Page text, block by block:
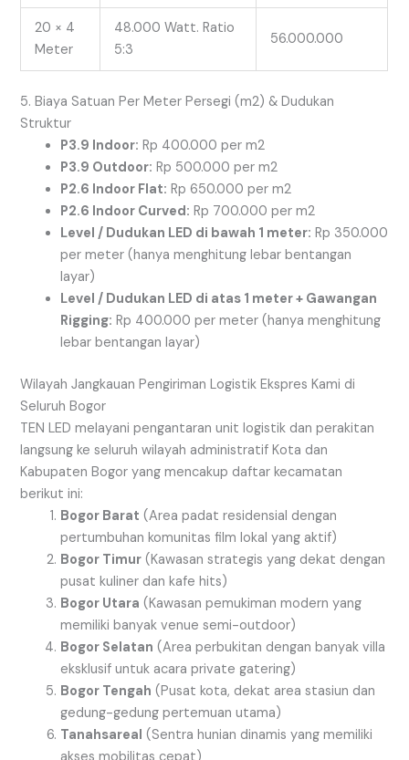
20 × 4
Meter
48.000 Watt. Ratio
5:3
56.000.000
5. Biaya Satuan Per Meter Persegi (m2) & Dudukan
Struktur
P3.9 Indoor: Rp 400.000 perm2
P3.9 Outdoor: Rp 500.000 perm2
P2.6 Indoor Flat: Rp 650.000 perm2
P2.6 Indoor Curved: Rp 700.000 perm2
Level / Dudukan LED di bawah 1 meter: Rp 350.000
per meter (hanya menghitung lebar bentangan
layar)
Level / Dudukan LED di atas 1 meter + Gawangan
Rigging: Rp 400.000 per meter (hanya menghitung
lebar bentangan layar)
Wilayah Jangkauan Pengiriman Logistik Ekspres Kami di
Seluruh Bogor
TEN LED melayani pengantaran unit logistik dan perakitan
langsung ke seluruh wilayah administratif Kota dan
Kabupaten Bogor yang mencakup daftar kecamatan
berikut ini:
Bogor Barat (Area padat residensial dengan
pertumbuhan komunitas film lokal yang aktif)
Bogor Timur (Kawasan strategis yang dekat dengan
pusat kuliner dan kafe hits)
Bogor Utara (Kawasan pemukiman modern yang
memiliki banyak venue semi-outdoor)
Bogor Selatan (Area perbukitan dengan banyak villa
eksklusif untuk acara private gatering)
Bogor Tengah (Pusat kota, dekat area stasiun dan
gedung-gedung pertemuan utama)
Tanahsareal (Sentra hunian dinamis yang memiliki
akses mobilitas cepat)